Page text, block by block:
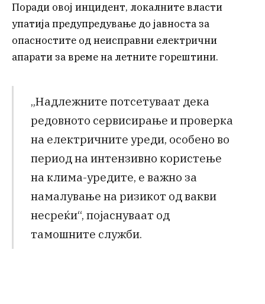
Поради овој инцидент, локалните власти
упатија предупредување до јавноста за
опасностите од неисправни електрични
апарати за време на летните горештини.
„Надлежните потсетуваат дека
редовното сервисирање и проверка
на електричните уреди, особено во
период на интензивно користење
на клима-уредите, е важно за
намалување на ризикот од вакви
несреќи“, појаснуваат од
тамошните служби.